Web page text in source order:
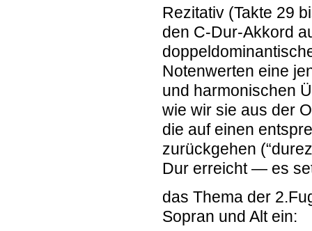
Rezitativ(Takte 29
den C-Dur-Akkord
Notenwerten eine
und harmonischen
wie wir sie aus der
die auf einen
zurückgehen
Dur erreicht — es
das Thema der
Sopran und Alt ein: